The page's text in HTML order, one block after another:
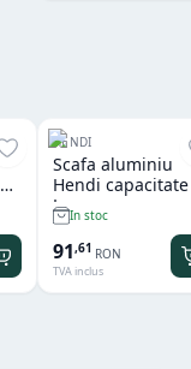
HENDI
Scafa aluminiu
Hendi
L In stoc
91,61 RON
TVA inclus